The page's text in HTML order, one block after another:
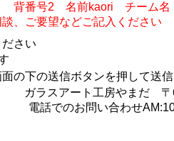
ク 背番号2 名前kaori チー
、ご要望などご記入ください
ください
画面の下の送信ボタンを
ガラスアート工房やまだ
電話でのお問い合わせ